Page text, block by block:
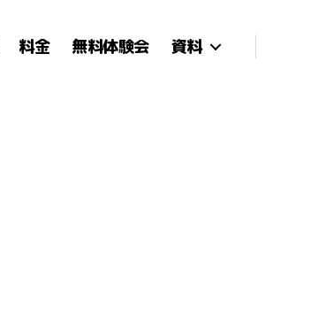
料金 無料体験会 資料